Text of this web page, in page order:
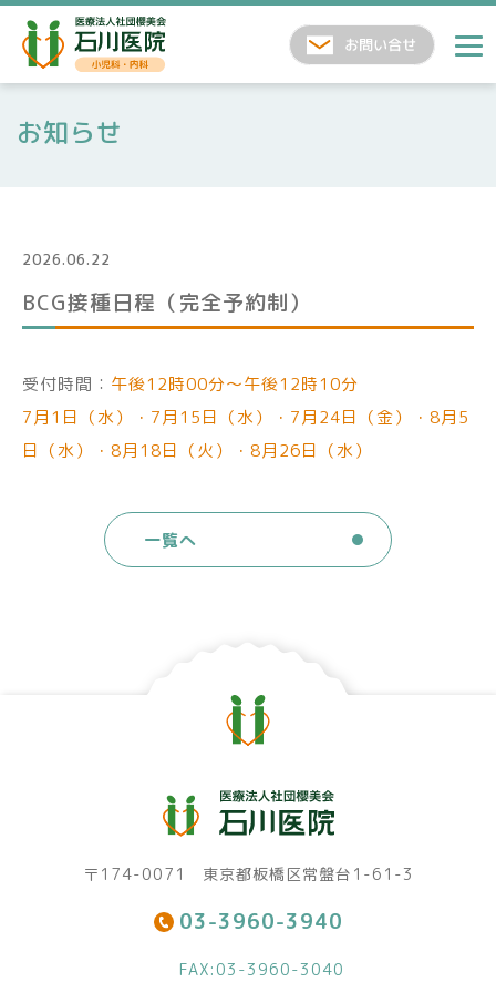
お知らせ
2026.06.22
BCG接種日程（完全予約制）
受付時間： 午後12時00分〜午後12時10分
7月1日（水）・7月15日（水）・7月24日（金）・8月5
日（水）・8月18日（火）・8月26日（水）
一覧へ
〒174-0071 東京都板橋区常盤台1-61-3
03-3960-3940
FAX:03-3960-3040